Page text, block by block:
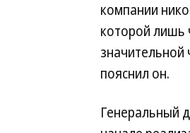
компании
которой лишь
значительной
пояснил он.
Генеральный